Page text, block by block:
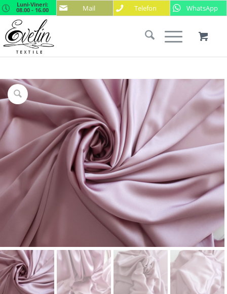
Mail Telefon WhatsApp
Luni-Vineri:
08.00 - 16.00